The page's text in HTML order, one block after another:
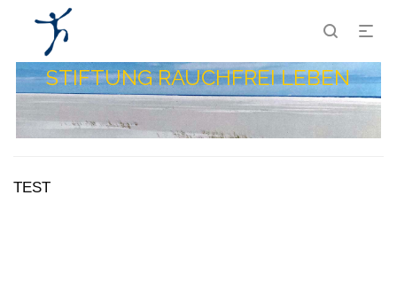
STIFTUNG RAUCHFREI LEBEN
TEST